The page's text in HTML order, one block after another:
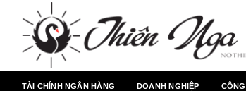
TÀI CHÍNH NGÂN HÀNG DOANH NGHIỆP